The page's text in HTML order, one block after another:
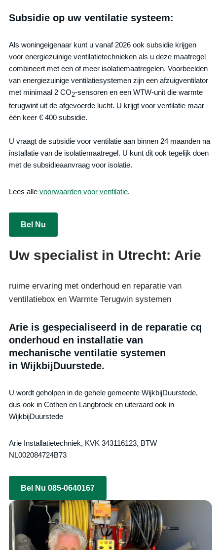
Subsidie op uw ventilatie systeem:
Als woningeigenaar kunt u vanaf 2026 ook subsidie krijgen
voor energiezuinige ventilatietechnieken als u deze maatregel
combineert met een of meer isolatiemaatregelen. Voorbeelden
van energiezuinige ventilatiesystemen zijn een afzuigventilator
met minimaal 2 CO2-sensoren en een WTW-unit die warmte
terugwint uit de afgevoerde lucht. U krijgt voor ventilatie maar
één keer € 400 subsidie.
U vraagt de subsidie voor ventilatie aan binnen 24 maanden na
installatie van de isolatiemaatregel. U kunt dit ook tegelijk doen
met de subsidieaanvraag voor isolatie.
Lees allevoorwaarden voor ventilatie.
Bel Nu
Uw specialist in Utrecht: Arie
ruime ervaring met onderhoud en reparatie van
ventilatiebox en Warmte Terugwin systemen
Arie is gespecialiseerd in de reparatie cq
onderhoud en installatie van
mechanische ventilatie systemen
in WijkbijDuurstede.
U wordt geholpen in de gehele gemeente WijkbijDuurstede,
dus ook in Cothen en Langbroek en uiteraard ook in
WijkbijDuurstede
Arie Installatietechniek, KVK 343116123, BTW
NL002084724B73
Bel Nu 085-0640167